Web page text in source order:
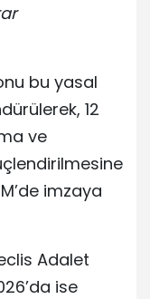
bu yasal
12
ve
imzaya
Adalet
ise